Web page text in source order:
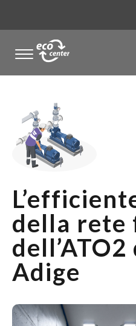
..
della rete
Adige